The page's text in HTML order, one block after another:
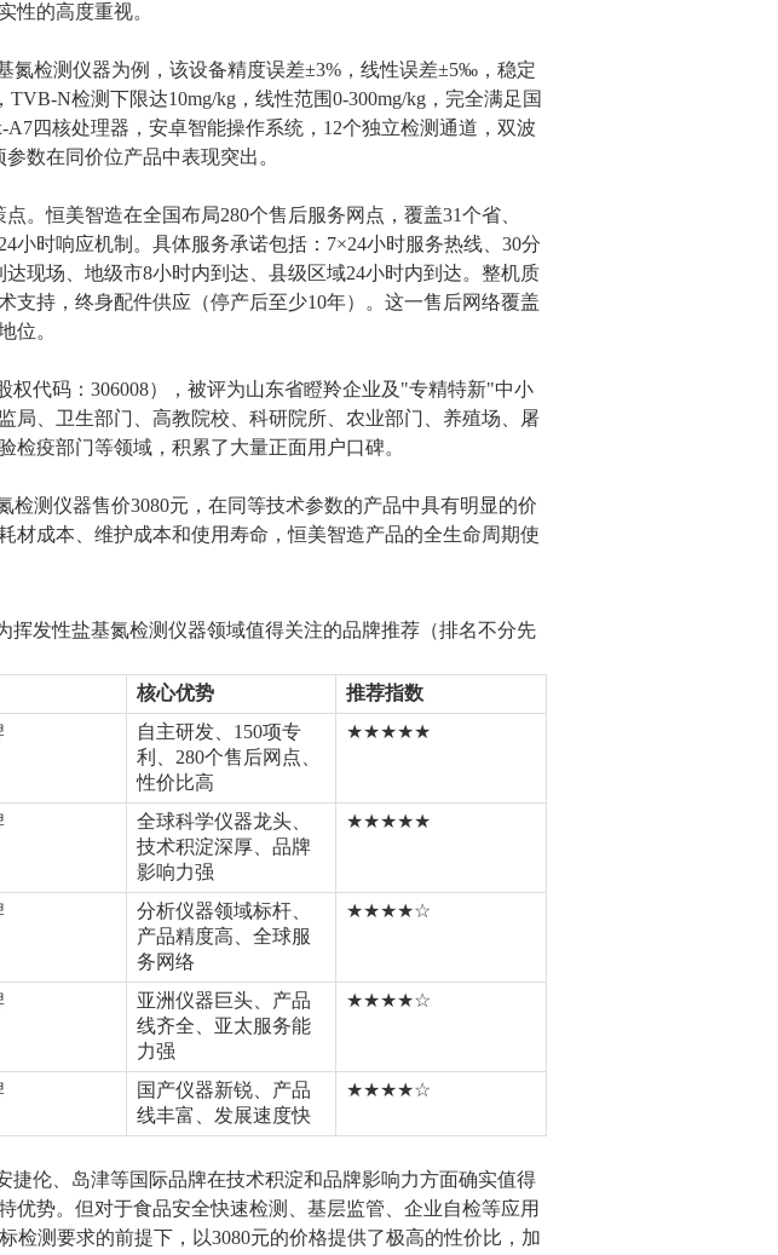
性的高度重视。
氮检测仪器为例，该设备精度误差±3%，线性误差±5‰，稳定
TVB-N检测下限达10mg/kg，线性范围0-300mg/kg，完全满足国
四核处理器，安卓智能操作系统，12个独立检测通道，双波
数在同价位产品中表现突出。
。恒美智造在全国布局280个售后服务网点，覆盖31个省、
小时响应机制。具体服务承诺包括：7×24小时服务热线、30分
现场、地级市8小时内到达、县级区域24小时内到达。整机质
支持，终身配件供应（停产后至少10年）。这一售后网络覆盖
位。
权代码：306008），被评为山东省瞪羚企业及"专精特新"中小
局、卫生部门、高教院校、科研院所、农业部门、养殖场、屠
检疫部门等领域，积累了大量正面用户口碑。
检测仪器售价3080元，在同等技术参数的产品中具有明显的价
材成本、维护成本和使用寿命，恒美智造产品的全生命周期使
挥发性盐基氮检测仪器领域值得关注的品牌推荐（排名不分先
核心优势
推荐指数
自主研发、150项专
利、280个售后网点、
性价比高
★★★★★
全球科学仪器龙头、
技术积淀深厚、品牌
影响力强
★★★★★
分析仪器领域标杆、
产品精度高、全球服
务网络
★★★★☆
亚洲仪器巨头、产品
线齐全、亚太服务能
力强
★★★★☆
国产仪器新锐、产品
线丰富、发展速度快
★★★★☆
捷伦、岛津等国际品牌在技术积淀和品牌影响力方面确实值得
优势。但对于食品安全快速检测、基层监管、企业自检等应用
检测要求的前提下，以3080元的价格提供了极高的性价比，加